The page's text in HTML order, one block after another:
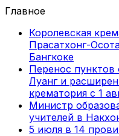
Главное
Королевская
Прасатхонг-
Бангкоке
Перенос
Луанг и
крематория с 1
Министр
учителей в
5 июля в 14